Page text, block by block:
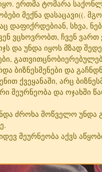
ერთმა ტომარა
მექნა დასაცავი((.
დაფიქრდებიან, სხვა,
ვცხოვრობთ, ჩვენ ვართ
და უნდა იყოს მზად
ბიზნესმენები და
ქვეყანაში, არც
მეურნეობა და ოჯახში
ძროხა მოწველო უნდა
მეურნეობა აქვს